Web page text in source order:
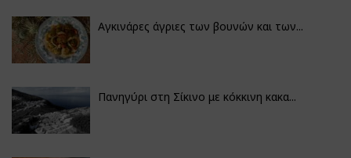
Αγκινάρες άγριες των βουνών και των...
Πανηγύρι στη Σίκινο με κόκκινη κακα...